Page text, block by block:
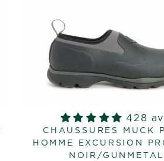
428
CHAUSSURES MUCK
HOMME EXCURSION
NOIR/GUNMETAL